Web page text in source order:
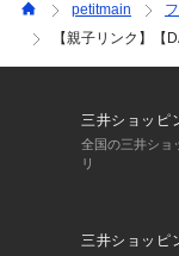
【ポケット】なし
【アジャスター】
petitmain
【親子リンク】【
三井ショッピ
全国の三井ショ
リ
三井ショッピ